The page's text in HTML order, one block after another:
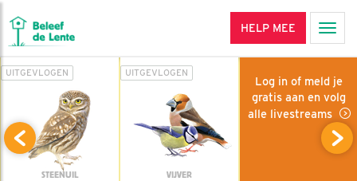
HELP MEE
UITGEVLOGEN
STEENUIL
UITGEVLOGEN
VIJVER
Log in of meld je
gratis aan en volg
alle livestreams